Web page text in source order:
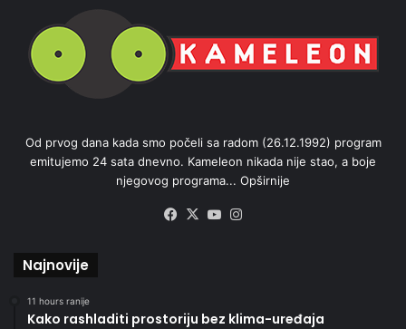
Od prvog dana kada smo počeli sa radom (26.12.1992) program
emitujemo 24 sata dnevno. Kameleon nikada nije stao, a boje
njegovog programa... Opširnije
Facebook
X YouTube
Najnovije
11 hours ranije
Kako rashladiti prostoriju bez klima-uređaja